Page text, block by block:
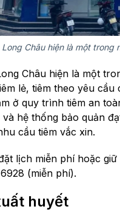
Long Châu hiện là một
Châu hiện là một
lẻ, tiêm theo yêu
ở quy trình tiêm an
hệ thống bảo quản
cầu tiêm vắc xin.
lịch miễn phí hoặc
(miễn phí).
huyết